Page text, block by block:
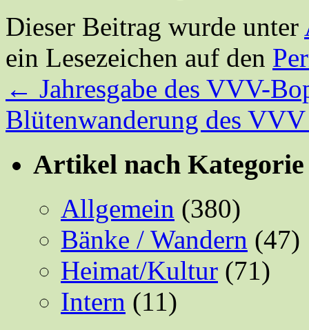
Dieser Beitrag wurde unter
ein Lesezeichen auf den
← Jahresgabe des VVV-
Blütenwanderung des
Artikel nach Kategorie
Allgemein (380)
Bänke / Wandern (47)
Heimat/Kultur (71)
Intern (11)